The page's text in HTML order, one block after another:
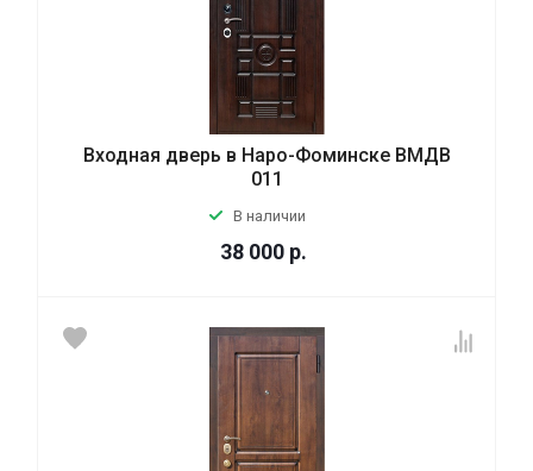
Входная дверь в Наро-Фоминске ВМДВ
011
В наличии
38 000 р.